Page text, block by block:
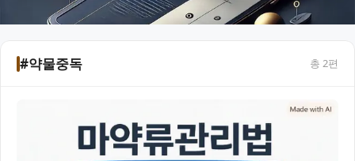
#약물중독 총 2편